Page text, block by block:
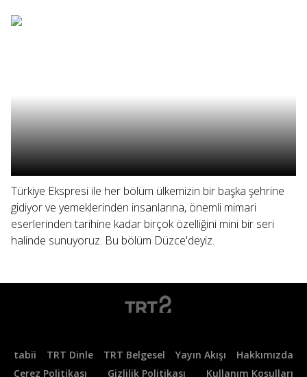
Türkiye Ekspresi ile her bölüm ülkemizin bir başka şehrine
gidiyor ve yemeklerinden insanlarına, önemli mimari
eserlerinden tarihine kadar birçok özelliğini mini bir seri
halinde sunuyoruz. Bu bölüm Düzce'deyiz.
tabii TRT Dinle TRT Belgesel Yayın Akışı
Hakkımızda
Çerez Politikası
Gizlilik Politikası Kullanım Koşulları